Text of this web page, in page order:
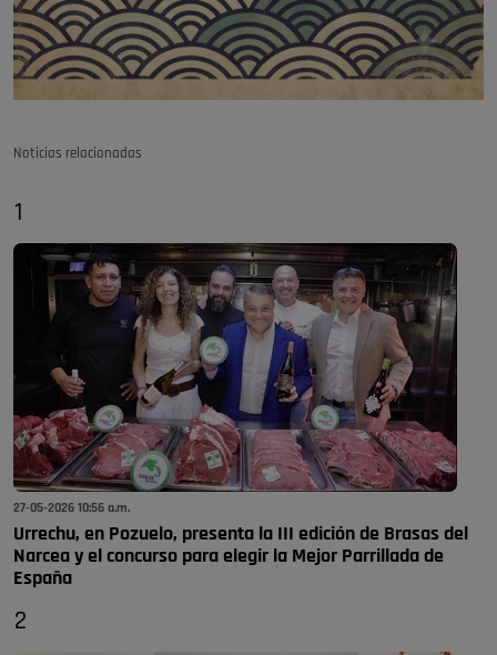
Noticias relacionadas
1
27-05-2026 10:56 a.m.
Urrechu, en Pozuelo, presenta la III edición de Brasas del
Narcea y el concurso para elegir la Mejor Parrillada de
España
2